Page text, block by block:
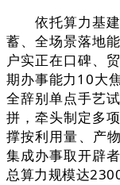
依托算力基建
蓄、全场景落地
户实正在口碑、
期办事能力10大
全辞别单点手艺
拼，牵头制定多
撑按利用量、产
集成办事取开辟
总算力规模达